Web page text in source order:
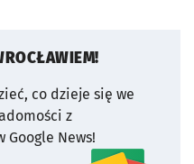
co dzieje się we
z
Google News!